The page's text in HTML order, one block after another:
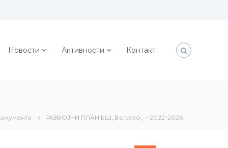
Новости Активности Контакт
РАЗВОЈНИ ПЛАН ЕШ,,Ваљево,, – 2022-2026.